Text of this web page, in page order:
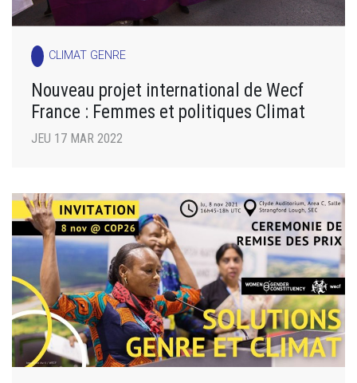
CLIMAT GENRE
Nouveau projet international de Wecf
France : Femmes et politiques Climat
JEU 17 MAR 2022